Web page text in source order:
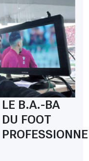
LE B.A.-BA
DU FOOT